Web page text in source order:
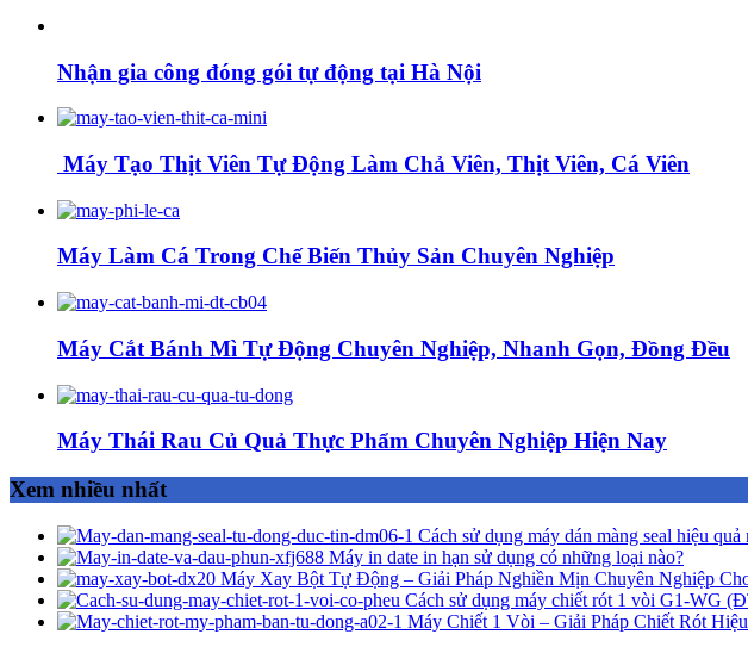
Nhận gia công đóng gói tự động tại Hà Nội
Máy Tạo Thịt Viên Tự Động Làm Chả Viên, Thịt Viên, Cá Viên
Máy Làm Cá Trong Chế Biến Thủy Sản Chuyên Nghiệp
Máy Cắt Bánh Mì Tự Động Chuyên Nghiệp, Nhanh Gọn, Đồng Đều
Máy Thái Rau Củ Quả Thực Phẩm Chuyên Nghiệp Hiện Nay
Xem nhiều nhất
Cách sử dụng máy dán màng seal hiệu quả
Máy in date in hạn sử dụng có những loại nào?
Máy Xay Bột Tự Động – Giải Pháp Nghiền Mịn Chuyên Nghiệp
Cách sử dụng máy chiết rót 1 vòi G1-WG
Máy Chiết 1 Vòi – Giải Pháp Chiết Rót